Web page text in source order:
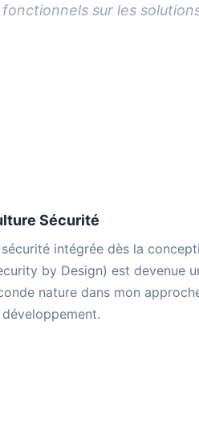
sur les
Sécurité
sécurité intégrée dès la
by Design) est devenue
nature dans mon